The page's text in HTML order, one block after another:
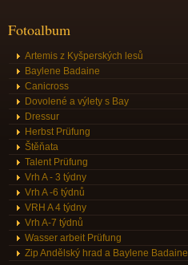
Fotoalbum
Artemis z Kyšperských lesů
Baylene Badaine
Canicross
Dovolené a výlety s Bay
Dressur
Herbst Prüfung
Štěňata
Talent Prüfung
Vrh A - 3 týdny
Vrh A -6 týdnů
VRH A 4 týdny
Vrh A-7 týdnů
Wasser arbeit Prüfung
Zip Andělský hrad a Baylene Badaine